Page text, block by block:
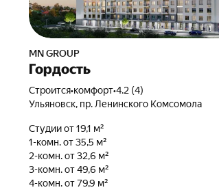
MN GROUP
Гордость
Строится•комфорт•4.2 (4)
Ульяновск, пр. Ленинского Комсомола
Студии от 19,1 м²
1-комн. от 35,5 м²
2-комн. от 32,6 м²
3-комн. от 49,6 м²
4-комн. от 79,9 м²